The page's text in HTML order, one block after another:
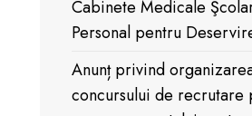
Cabinete Medicale
Personal pentru
Anunț privind
concursului de recrutare